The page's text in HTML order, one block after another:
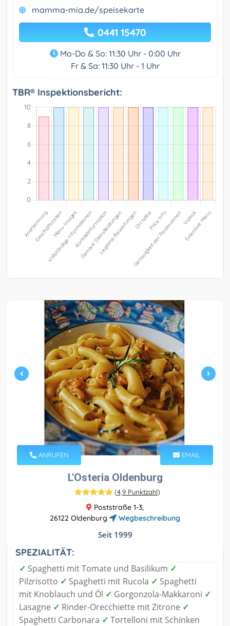
mamma-mia.de/speisekarte
0441 15470
Mo-Do & So: 11:30 Uhr - 0:00 Uhr
Fr & Sa: 11:30 Uhr - 1 Uhr
TBR® Inspektionsbericht:
ANRUFEN EMAIL
L'Osteria Oldenburg
(4,9 Punktzahl)
Poststraße 1-3,
26122 Oldenburg
Wegbeschreibung
Seit 1999
SPEZIALITÄT:
✓ Spaghetti mit Tomate und Basilikum ✓
Pilzrisotto ✓ Spaghetti mit Rucola ✓ Spaghetti
mit Knoblauch und Öl ✓ Gorgonzola-Makkaroni ✓
Lasagne ✓ Rinder-Orecchiette mit Zitrone ✓
Spaghetti Carbonara ✓ Tortelloni mit Schinken